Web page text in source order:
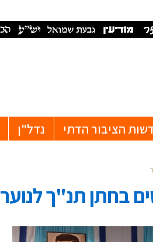
הציבור הדתי נדל"ן
בחתן תנ"ך לנוער